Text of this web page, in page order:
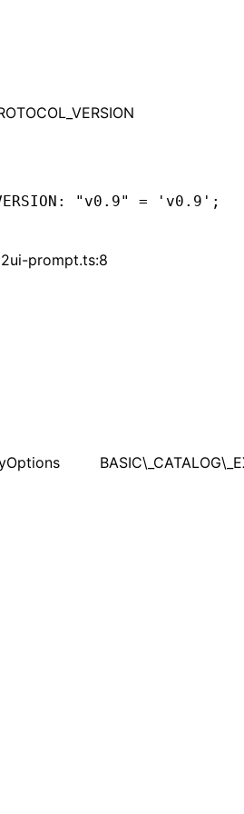
documentation bundle is
: "v0.9" = 'v0.9' ;
prompt.ts:8